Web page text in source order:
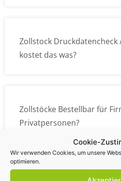
Cookie-
Wir verwenden Cookies, um unsere
optimieren.
Zollstock
kostet das was?
Zollstöcke Bestellbar für
Privatpersonen?
Wie kann ich die Daten